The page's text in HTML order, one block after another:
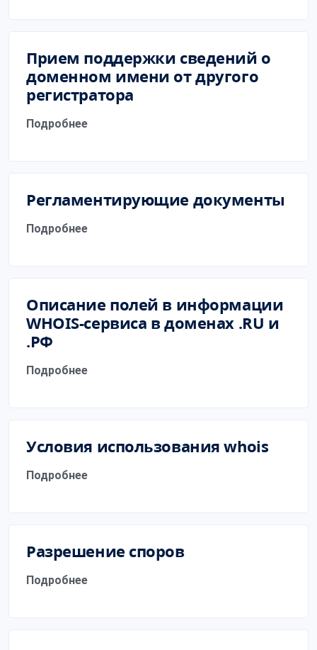
Прием поддержки сведений о
доменном имени от другого
регистратора
Подробнее
Регламентирующие документы
Подробнее
Описание полей в информации
WHOIS-сервиса в доменах .RU и
.РФ
Подробнее
Условия использования whois
Подробнее
Разрешение споров
Подробнее